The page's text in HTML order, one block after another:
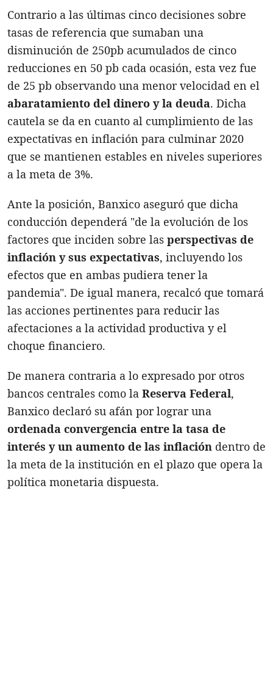
Contrario a las últimas cinco decisiones sobre
tasas de referencia que sumaban una
disminución de 250pb acumulados de cinco
reducciones en 50 pb cada ocasión, esta vez fue
de 25 pb observando una menor velocidad en el
abaratamiento del dinero y la deuda. Dicha
cautela se da en cuanto al cumplimiento de las
expectativas en inflación para culminar 2020
que se mantienen estables en niveles superiores
a la meta de 3%.
Ante la posición, Banxico aseguró que dicha
conducción dependerá "de la evolución de los
factores que inciden sobre las perspectivas de
inflación y sus expectativas, incluyendo los
efectos que en ambas pudiera tener la
pandemia". De igual manera, recalcó que tomará
las acciones pertinentes para reducir las
afectaciones a la actividad productiva y el
choque financiero.
De manera contraria a lo expresado por otros
bancos centrales como la Reserva Federal,
Banxico declaró su afán por lograr una
ordenada convergencia entre la tasa de
interés y un aumento de las inflación dentro de
la meta de la institución en el plazo que opera la
política monetaria dispuesta.